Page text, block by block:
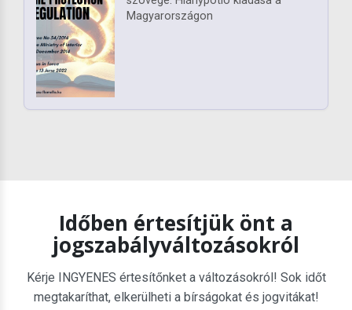
Magyarországon
Időben értesítjük önt a
jogszabályváltozásokról
Kérje INGYENES értesítőnket a változásokról! Sok időt
megtakaríthat, elkerülheti a bírságokat és jogvitákat!